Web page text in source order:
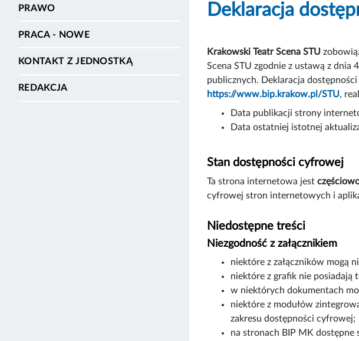
PRAWO
PRACA - NOWE
KONTAKT Z JEDNOSTKĄ
REDAKCJA
Deklaracja
Krakowski Teatr Scena STU
Scena STU zgodnie z ustawą z
publicznych. Deklaracja
https://www.bip.krakow.pl/STU,
Data publikacji strony
Data ostatniej istotnej
Stan dostępności cyfrowej
Ta strona internetowa jest
cyfrowej stron internetowych i
Niedostępne treści
Niezgodność z załącznikiem
niektóre z załączników mogą
niektóre z grafik nie
w niektórych dokumentach
niektóre z modułów
zakresu dostępności cyfrowej;
na stronach BIP MK dostępne